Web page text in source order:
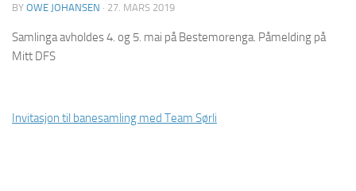
BY OWE JOHANSEN · 27. MARS 2019
Samlinga avholdes 4. og 5. mai på Bestemorenga. Påmelding på
Mitt DFS
Invitasjon til banesamling med Team Sørli